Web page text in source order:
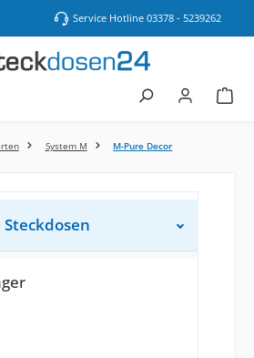
Service Hotline 03378 - 5239262
System M M-Pure Decor